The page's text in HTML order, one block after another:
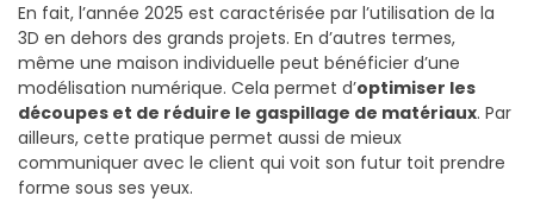
En fait, l’année 2025 est caractérisée par l’utilisation de la
3D en dehors des grands projets. En d’autres termes,
même une maison individuelle peut bénéficier d’une
modélisation numérique. Cela permet d’optimiser les
découpes et de réduire le gaspillage de matériaux. Par
ailleurs, cette pratique permet aussi de mieux
communiquer avec le client qui voit son futur toit prendre
forme sous ses yeux.